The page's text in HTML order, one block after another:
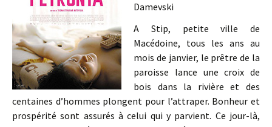
Damevski
A Stip, petite ville de
Macédoine, tous les ans au
mois de janvier, le prêtre de la
paroisse lance une croix de
bois dans la rivière et des
centaines d’hommes plongent pour l’attraper. Bonheur et
prospérité sont assurés à celui qui y parvient. Ce jour-là,